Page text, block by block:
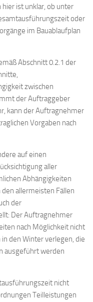
ist unklar, ob unter
oder
im Bauablaufplan
Abschnitt 0.2.1 der
zwischen
der Auftraggeber
kann der Auftragnehmer
Vorgaben nach
auf einen
aller
Abhängigkeiten
allermeisten Fällen
der
Der Auftragnehmer
nach Möglichkeit nicht
den Winter verlegen, die
ausgeführt werden
nicht
Teilleistungen